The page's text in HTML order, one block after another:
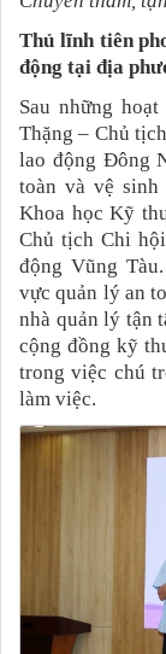
Thủ lĩnh tiên
động tại địa
Sau những
Thặng – Chủ
lao động Đông
toàn và vệ
Khoa học Kỹ
Chủ tịch Chi
động Vũng
vực quản lý an
nhà quản lý tận
cộng đồng kỹ
trong việc chú
làm việc.